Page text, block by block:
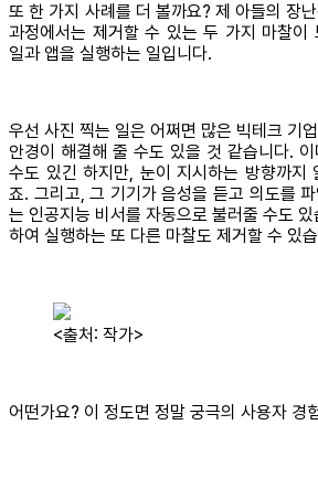
또 한 가지 사례를 더 볼까요? 제 아들의 장
과정에서는 제거할 수 있는 두 가지 마찰이
일과 앱을 실행하는 일입니다.
우선 사진 찍는 일은 어쩌면 많은 빅테크 기
안경이 해결해 줄 수도 있을 것 같습니다.
수도 있긴 하지만, 눈이 지시하는 방향까지
죠. 그리고, 그 기기가 음성을 듣고 의도를
는 인공지능 비서를 자동으로 불러줄 수도
하여 실행하는 또 다른 마찰도 제거할 수 있
<출처: 작가>
어떤가요? 이 정도면 정말 궁극의 사용자 경